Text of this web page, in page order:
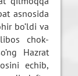
asnosida
bo’ldi va
chok-
Hazrat
echib,